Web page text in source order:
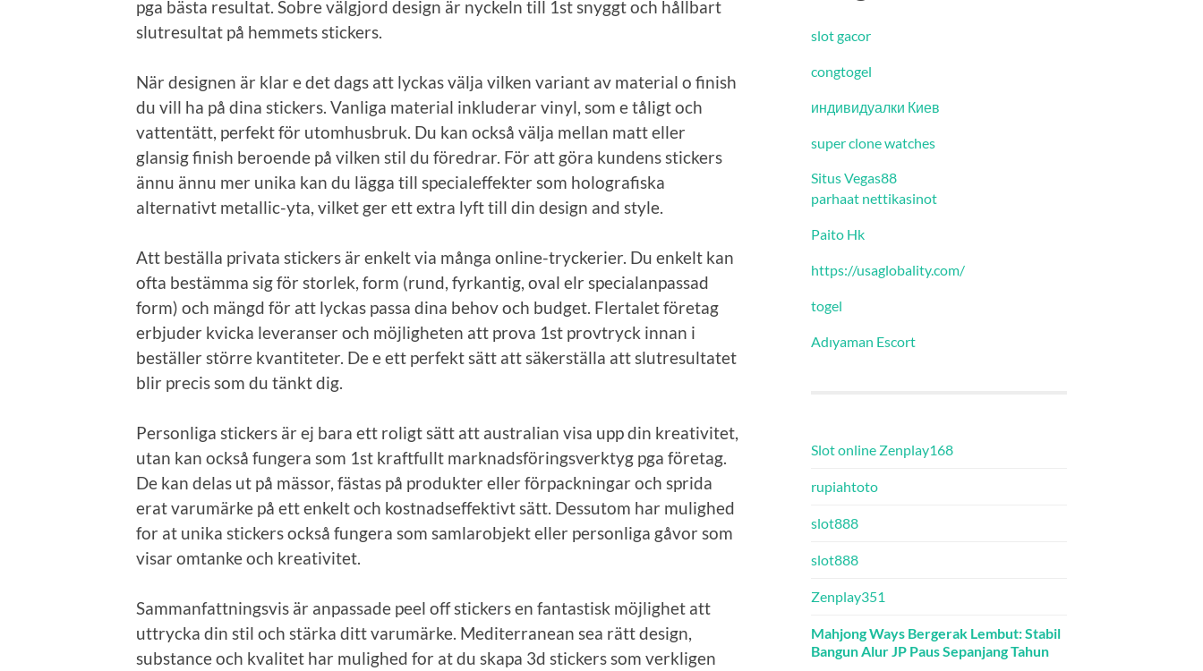
pga bästa resultat. Sobre välgjord design är nyckeln till 1st snyggt och hållbart
slutresultat på hemmets stickers.
När designen är klar e det dags att lyckas välja vilken variant av material o finish
du vill ha på dina stickers. Vanliga material inkluderar vinyl, som e tåligt och
vattentätt, perfekt för utomhusbruk. Du kan också välja mellan matt eller
glansig finish beroende på vilken stil du föredrar. För att göra kundens stickers
ännu ännu mer unika kan du lägga till specialeffekter som holografiska
alternativt metallic-yta, vilket ger ett extra lyft till din design and style.
Att beställa privata stickers är enkelt via många online-tryckerier. Du enkelt kan
ofta bestämma sig för storlek, form (rund, fyrkantig, oval elr specialanpassad
form) och mängd för att lyckas passa dina behov och budget. Flertalet företag
erbjuder kvicka leveranser och möjligheten att prova 1st provtryck innan i
beställer större kvantiteter. De e ett perfekt sätt att säkerställa att slutresultatet
blir precis som du tänkt dig.
Personliga stickers är ej bara ett roligt sätt att australian visa upp din kreativitet,
utan kan också fungera som 1st kraftfullt marknadsföringsverktyg pga företag.
De kan delas ut på mässor, fästas på produkter eller förpackningar och sprida
erat varumärke på ett enkelt och kostnadseffektivt sätt. Dessutom har mulighed
for at unika stickers också fungera som samlarobjekt eller personliga gåvor som
visar omtanke och kreativitet.
Sammanfattningsvis är anpassade peel off stickers en fantastisk möjlighet att
uttrycka din stil och stärka ditt varumärke. Mediterranean sea rätt design,
substance och kvalitet har mulighed for at du skapa 3d stickers som verkligen
slot gacor
congtogel
индивидуалки Киев
super clone watches
Situs Vegas88
parhaat nettikasinot
Paito Hk
https://usaglobality.com/
togel
Adıyaman Escort
Slot online Zenplay168
rupiahtoto
slot888
slot888
Zenplay351
Mahjong Ways Bergerak Lembut: Stabil
Bangun Alur JP Paus Sepanjang Tahun